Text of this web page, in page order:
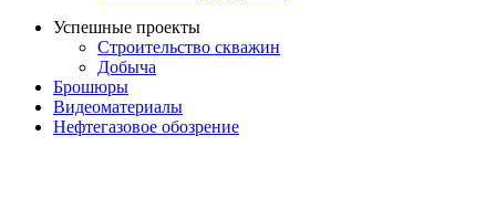
Успешные проекты
Строительство скважин
Добыча
Брошюры
Видеоматериалы
Нефтегазовое обозрение